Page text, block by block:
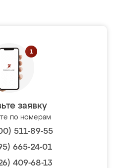
заявку
по номерам
511-89-55
665-24-01
409-68-13